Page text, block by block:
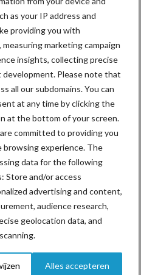
as your IP address and
providing you with
marketing campaign
insights, collecting precise
Please note that
all our subdomains. You can
at any time by clicking the
at the bottom of your screen.
committed to providing you
experience. The
data for the following
Store and/or access
advertising and content,
audience research,
geolocation data, and
Alles accepteren
ziet volume en
groeien in
Nederlandse
tips voor
levensduur
Fokkerij